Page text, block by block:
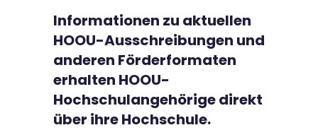
Informationen zu aktuellen
HOOU-Ausschreibungen und
anderen Förderformaten
erhalten HOOU-
Hochschulangehörige direkt
über ihre Hochschule.